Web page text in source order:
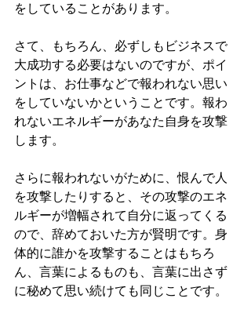
をしていることがあります。
さて、もちろん、必ずしもビジネスで
大成功する必要はないのですが、ポイ
ントは、お仕事などで報われない思い
をしていないかということです。報わ
れないエネルギーがあなた自身を攻撃
します。
さらに報われないがために、恨んで人
を攻撃したりすると、その攻撃のエネ
ルギーが増幅されて自分に返ってくる
ので、辞めておいた方が賢明です。身
体的に誰かを攻撃することはもちろ
ん、言葉によるものも、言葉に出さず
に秘めて思い続けても同じことです。